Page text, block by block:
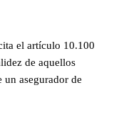
el artículo 10.100
de aquellos
un asegurador de